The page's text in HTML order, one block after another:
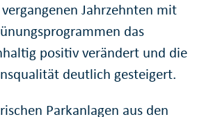
Jahrzehnten mit
das
positiv verändert und die
deutlich gesteigert.
Parkanlagen aus den